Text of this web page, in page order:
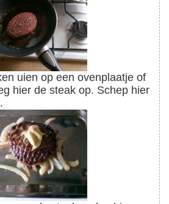
hier de steak op. Schep hier